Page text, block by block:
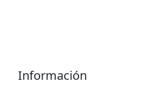
Información